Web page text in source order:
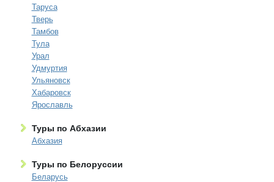
Таруса
Тверь
Тамбов
Тула
Урал
Удмуртия
Ульяновск
Хабаровск
Ярославль
Туры по Абхазии
Абхазия
Туры по Белоруссии
Беларусь